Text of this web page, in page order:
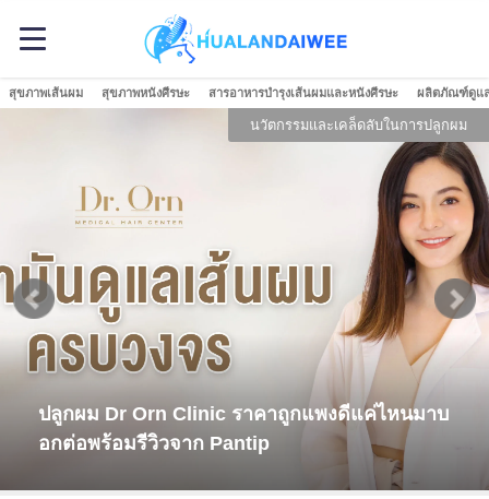
สุขภาพเส้นผม สุขภาพหนังศีรษะ สารอาหารบำรุงเส้นผมและหนังศีรษะ ผลิตภัณฑ์ดูแล
าถูกแพงดีแค่ไหนมาบ
เคล็ดลับเพิ่มเสน่ห์ให้ทร
"วิก" มาเป็นตัวช่วยดูสิ